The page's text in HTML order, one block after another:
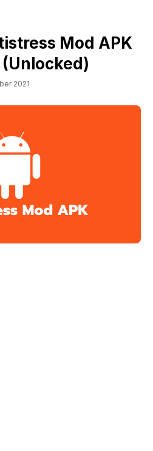
Mod APK
2021